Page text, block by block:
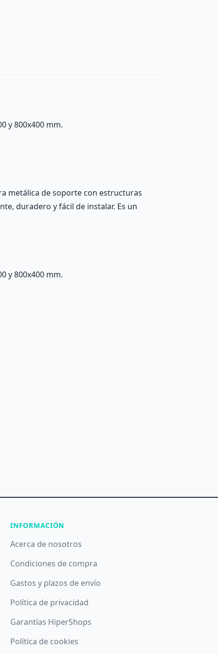
y 800x400 mm.
metálica de soporte con estructuras
duradero y fácil de instalar. Es un
y 800x400 mm.
INFORMACIÓN
Acerca de nosotros
Condiciones de compra
Gastos y plazos de envío
Política de privacidad
Garantías HiperShops
Política de cookies